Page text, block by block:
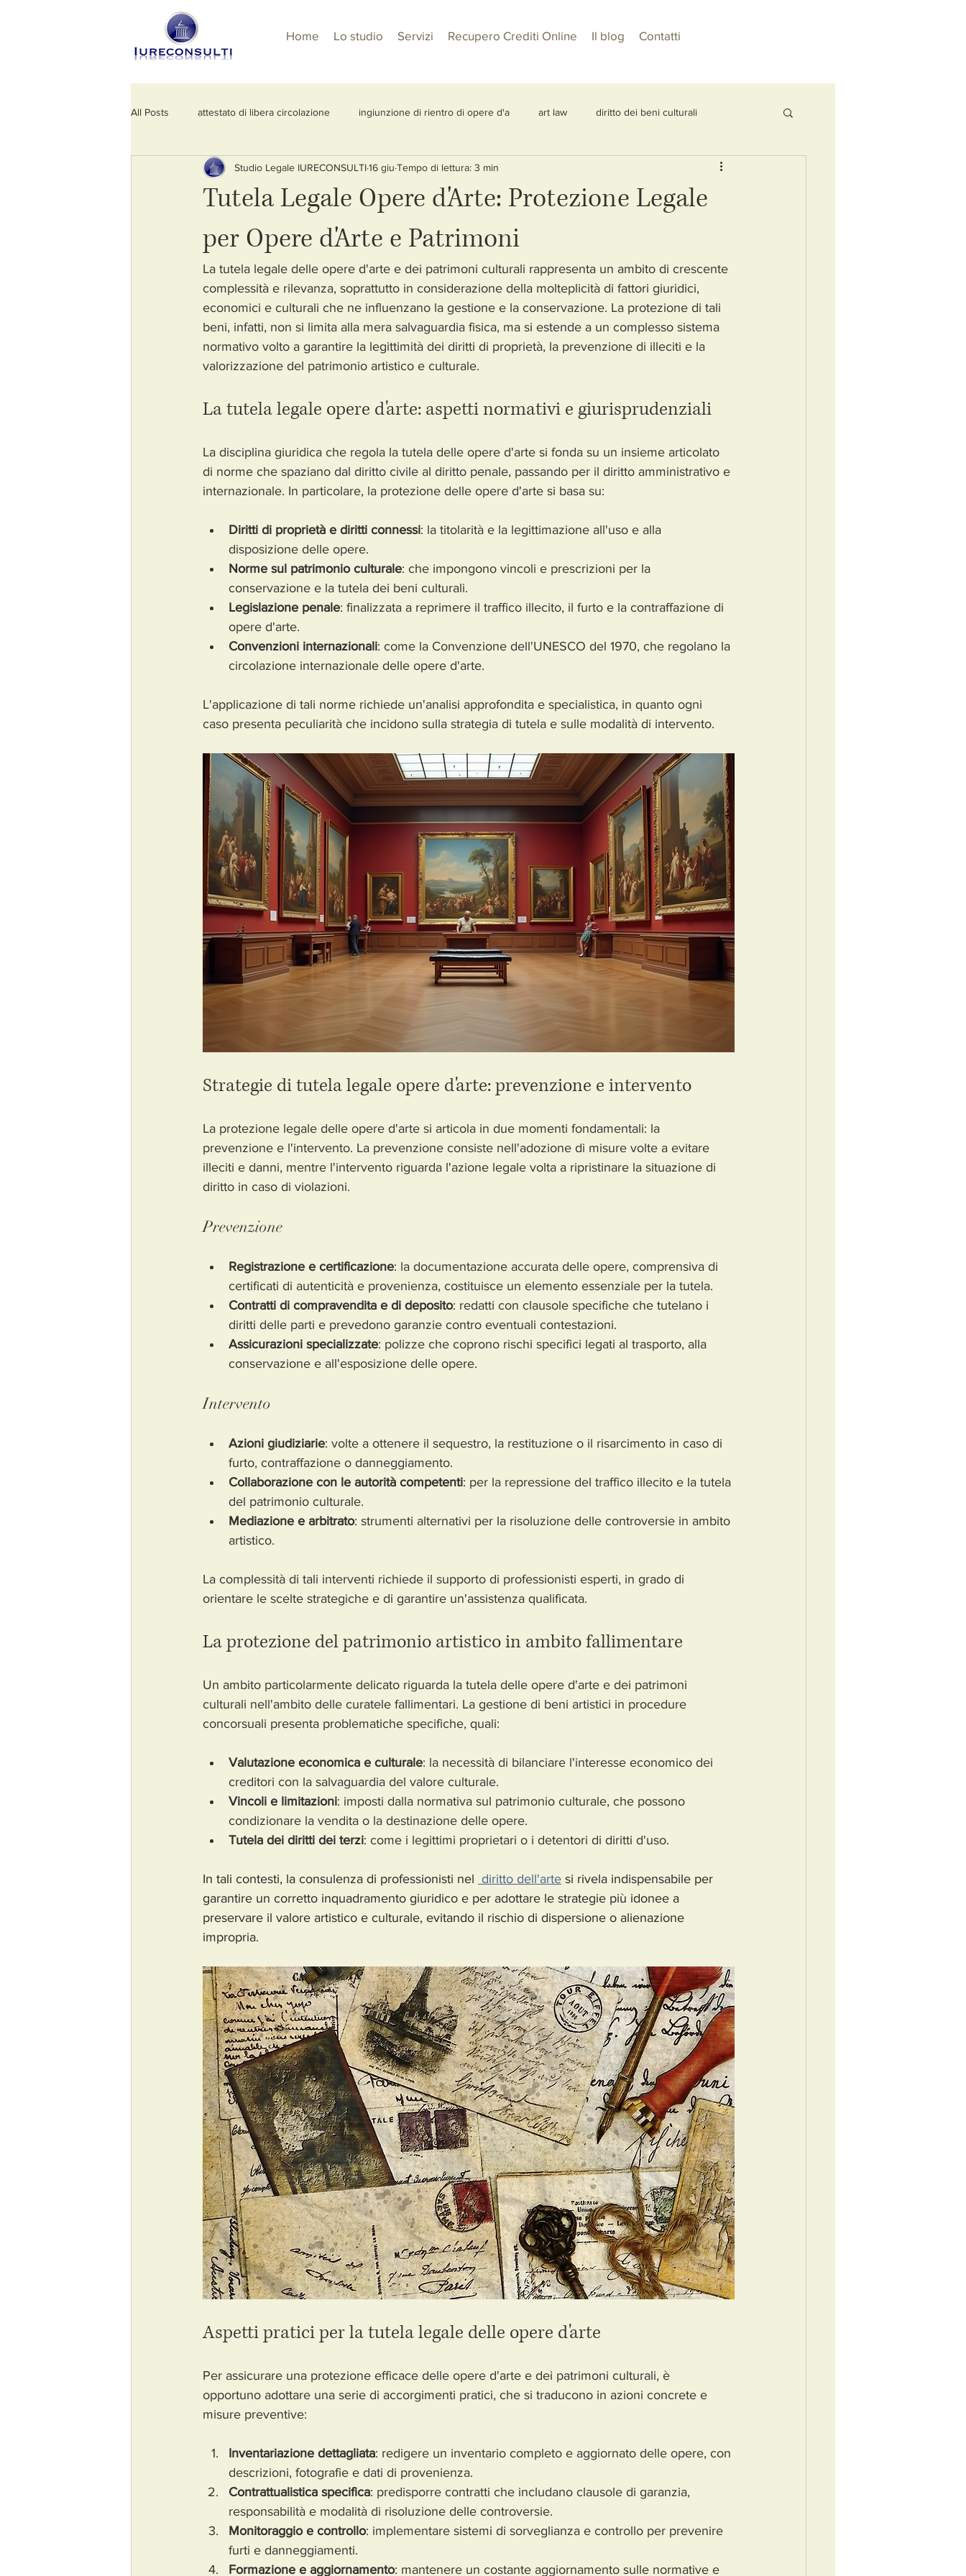
Home Lo studio Servizi Recupero Crediti Online Il blog Contatti
All Posts attestato di libera circolazione ingiunzione di rientro di opere d'a art law diritto dei beni culturali
esportazione di beni culturali esportazione di opere d'arte Due diligence ministero della cultura
licenza di importazione regolamento UE 880/2019 circolazione internazionale arte
Tutela Legale Opere d'Arte: Protezione Legale
per Opere d'Arte e Patrimoni
Studio Legale IURECONSULTI16 giu Tempo di lettura: 3 min
La tutela legale delle opere d'arte e dei patrimoni culturali rappresenta un ambito di crescente
complessità e rilevanza, soprattutto in considerazione della molteplicità di fattori giuridici,
economici e culturali che ne influenzano la gestione e la conservazione. La protezione di tali
beni, infatti, non si limita alla mera salvaguardia fisica, ma si estende a un complesso sistema
normativo volto a garantire la legittimità dei diritti di proprietà, la prevenzione di illeciti e la
valorizzazione del patrimonio artistico e culturale.
La tutela legale opere d'arte: aspetti normativi e giurisprudenziali
La disciplina giuridica che regola la tutela delle opere d'arte si fonda su un insieme articolato
di norme che spaziano dal diritto civile al diritto penale, passando per il diritto amministrativo e
internazionale. In particolare, la protezione delle opere d'arte si basa su:
Diritti di proprietà e diritti connessi: la titolarità e la legittimazione all'uso e alla
disposizione delle opere.
Norme sul patrimonio culturale: che impongono vincoli e prescrizioni per la
conservazione e la tutela dei beni culturali.
Legislazione penale: finalizzata a reprimere il traffico illecito, il furto e la contraffazione di
opere d'arte.
Convenzioni internazionali: come la Convenzione dell'UNESCO del 1970, che regolano la
circolazione internazionale delle opere d'arte.
L'applicazione di tali norme richiede un'analisi approfondita e specialistica, in quanto ogni
caso presenta peculiarità che incidono sulla strategia di tutela e sulle modalità di intervento.
Strategie di tutela legale opere d'arte: prevenzione e intervento
La protezione legale delle opere d'arte si articola in due momenti fondamentali: la
prevenzione e l'intervento. La prevenzione consiste nell'adozione di misure volte a evitare
illeciti e danni, mentre l'intervento riguarda l'azione legale volta a ripristinare la situazione di
diritto in caso di violazioni.
Prevenzione
Registrazione e certificazione: la documentazione accurata delle opere, comprensiva di
certificati di autenticità e provenienza, costituisce un elemento essenziale per la tutela.
Contratti di compravendita e di deposito: redatti con clausole specifiche che tutelano i
diritti delle parti e prevedono garanzie contro eventuali contestazioni.
Assicurazioni specializzate: polizze che coprono rischi specifici legati al trasporto, alla
conservazione e all'esposizione delle opere.
Intervento
Azioni giudiziarie: volte a ottenere il sequestro, la restituzione o il risarcimento in caso di
furto, contraffazione o danneggiamento.
Collaborazione con le autorità competenti: per la repressione del traffico illecito e la tutela
del patrimonio culturale.
Mediazione e arbitrato: strumenti alternativi per la risoluzione delle controversie in ambito
artistico.
La complessità di tali interventi richiede il supporto di professionisti esperti, in grado di
orientare le scelte strategiche e di garantire un'assistenza qualificata.
La protezione del patrimonio artistico in ambito fallimentare
Un ambito particolarmente delicato riguarda la tutela delle opere d'arte e dei patrimoni
culturali nell'ambito delle curatele fallimentari. La gestione di beni artistici in procedure
concorsuali presenta problematiche specifiche, quali:
Valutazione economica e culturale: la necessità di bilanciare l'interesse economico dei
creditori con la salvaguardia del valore culturale.
Vincoli e limitazioni: imposti dalla normativa sul patrimonio culturale, che possono
condizionare la vendita o la destinazione delle opere.
Tutela dei diritti dei terzi: come i legittimi proprietari o i detentori di diritti d'uso.
In tali contesti, la consulenza di professionisti nel diritto dell'arte si rivela indispensabile per
garantire un corretto inquadramento giuridico e per adottare le strategie più idonee a
preservare il valore artistico e culturale, evitando il rischio di dispersione o alienazione
impropria.
Aspetti pratici per la tutela legale delle opere d'arte
Per assicurare una protezione efficace delle opere d'arte e dei patrimoni culturali, è
opportuno adottare una serie di accorgimenti pratici, che si traducono in azioni concrete e
misure preventive:
Inventariazione dettagliata: redigere un inventario completo e aggiornato delle opere, con
descrizioni, fotografie e dati di provenienza.
Contrattualistica specifica: predisporre contratti che includano clausole di garanzia,
responsabilità e modalità di risoluzione delle controversie.
Monitoraggio e controllo: implementare sistemi di sorveglianza e controllo per prevenire
furti e danneggiamenti.
Formazione e aggiornamento: mantenere un costante aggiornamento sulle normative e